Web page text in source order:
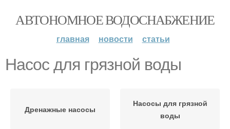
АВТОНОМНОЕ ВОДОСНАБЖЕНИЕ
главная новости статьи
Насос для грязной воды
Дренажные насосы
Насосы для грязной
воды